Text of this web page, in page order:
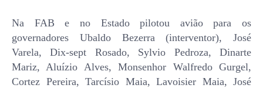
Na FAB e no Estado pilotou avião para os
governadores Ubaldo Bezerra (interventor), José
Varela, Dix-sept Rosado, Sylvio Pedroza, Dinarte
Mariz, Aluízio Alves, Monsenhor Walfredo Gurgel,
Cortez Pereira, Tarcísio Maia, Lavoisier Maia, José